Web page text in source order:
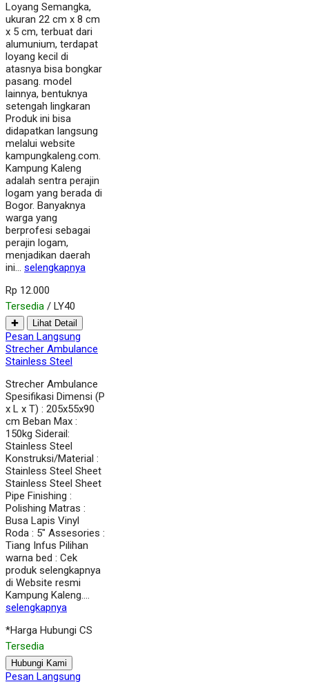
Loyang Semangka,
ukuran 22 cm x 8 cm
x 5 cm, terbuat dari
alumunium, terdapat
loyang kecil di
atasnya bisa bongkar
pasang. model
lainnya, bentuknya
setengah lingkaran
Produk ini bisa
didapatkan langsung
melalui website
kampungkaleng.com.
Kampung Kaleng
adalah sentra perajin
logam yang berada di
Bogor. Banyaknya
warga yang
berprofesi sebagai
perajin logam,
menjadikan daerah
ini… selengkapnya
Rp 12.000
Tersedia / LY40
✚ Lihat Detail
Pesan Langsung
Strecher Ambulance
Stainless Steel
Strecher Ambulance
Spesifikasi Dimensi (P
x L x T) : 205x55x90
cm Beban Max :
150kg Siderail:
Stainless Steel
Konstruksi/Material :
Stainless Steel Sheet
Stainless Steel Sheet
Pipe Finishing :
Polishing Matras :
Busa Lapis Vinyl
Roda : 5″ Assesories :
Tiang Infus Pilihan
warna bed : Cek
produk selengkapnya
di Website resmi
Kampung Kaleng….
selengkapnya
*Harga Hubungi CS
Tersedia
Hubungi Kami
Pesan Langsung